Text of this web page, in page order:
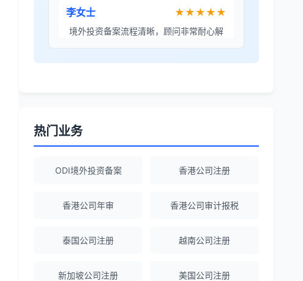
境外投资备案流程清晰，顾问非常耐心解
答所有问题。
陈经理 ★★★★★
香港公司注册+银行开户一站式服务，省心
海外公司注册服务非常专业，顾问响应迅
热门业务
ODI境外投资备案 香港公司注册
香港公司年审 香港公司审计报税
泰国公司注册 越南公司注册
新加坡公司注册 美国公司注册